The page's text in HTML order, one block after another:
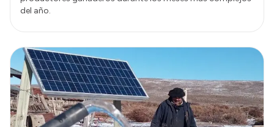
del año.